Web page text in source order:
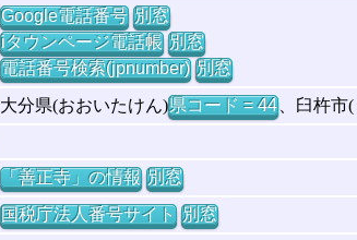
Google電話番号 別窓
iタウンページ電話帳 別窓
電話番号検索(jpnumber) 別窓
大分県(おおいたけん)県コード = 44、臼杵市
「善正寺」の情報 別窓
国税庁法人番号サイト 別窓